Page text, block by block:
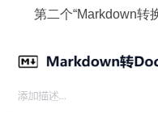
第二个“Markdown转